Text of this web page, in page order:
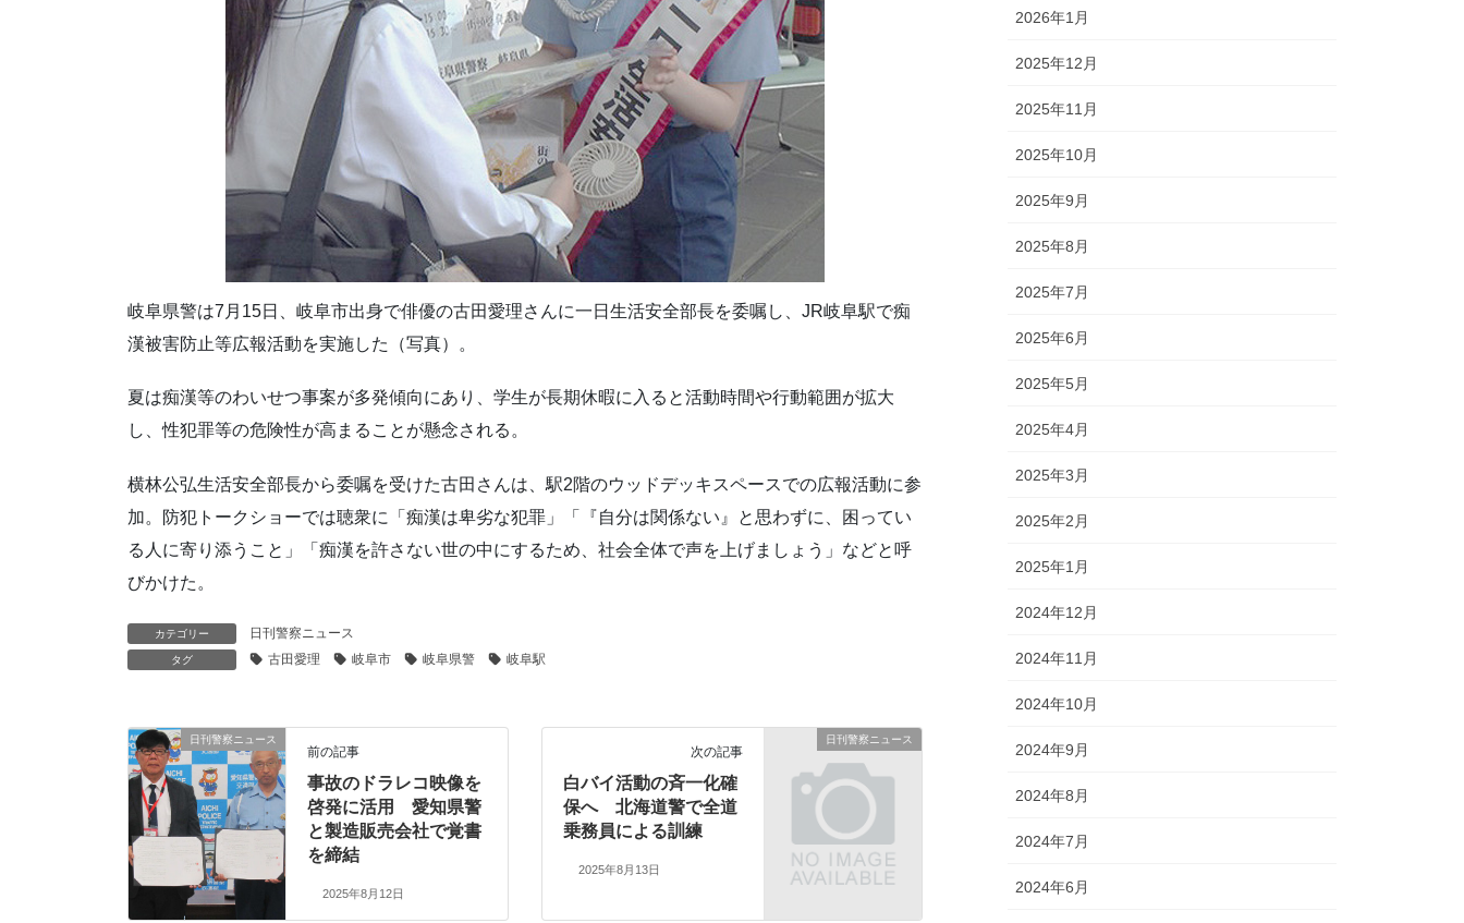
岐阜県警は7月15日、岐阜市出身で俳優の古田愛理さんに一日生活安全部長を委嘱し、JR岐阜駅で痴
漢被害防止等広報活動を実施した（写真）。
夏は痴漢等のわいせつ事案が多発傾向にあり、学生が長期休暇に入ると活動時間や行動範囲が拡大
し、性犯罪等の危険性が高まることが懸念される。
横林公弘生活安全部長から委嘱を受けた古田さんは、駅2階のウッドデッキスペースでの広報活動に参
加。防犯トークショーでは聴衆に「痴漢は卑劣な犯罪」「『自分は関係ない』と思わずに、困ってい
る人に寄り添うこと」「痴漢を許さない世の中にするため、社会全体で声を上げましょう」などと呼
びかけた。
カテゴリー 日刊警察ニュース
タグ 古田愛理 岐阜市 岐阜県警 岐阜駅
日刊警察ニュース
前の記事
事故のドラレコ映像を
啓発に活用 愛知県警
と製造販売会社で覚書
を締結
2025年8月12日
日刊警察ニュース
次の記事
白バイ活動の斉一化確
保へ 北海道警で全道
乗務員による訓練
2025年8月13日
2026年1月
2025年12月
2025年11月
2025年10月
2025年9月
2025年8月
2025年7月
2025年6月
2025年5月
2025年4月
2025年3月
2025年2月
2025年1月
2024年12月
2024年11月
2024年10月
2024年9月
2024年8月
2024年7月
2024年6月